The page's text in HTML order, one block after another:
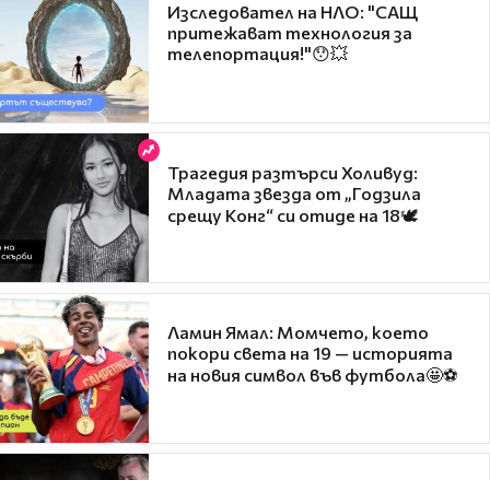
Изследовател на НЛО: "САЩ
притежават технология за
телепортация!"😯💥
Трагедия разтърси Холивуд:
Младата звезда от „Годзила
срещу Конг“ си отиде на 18🕊️
Ламин Ямал: Момчето, което
покори света на 19 — историята
на новия символ във футбола🤩⚽